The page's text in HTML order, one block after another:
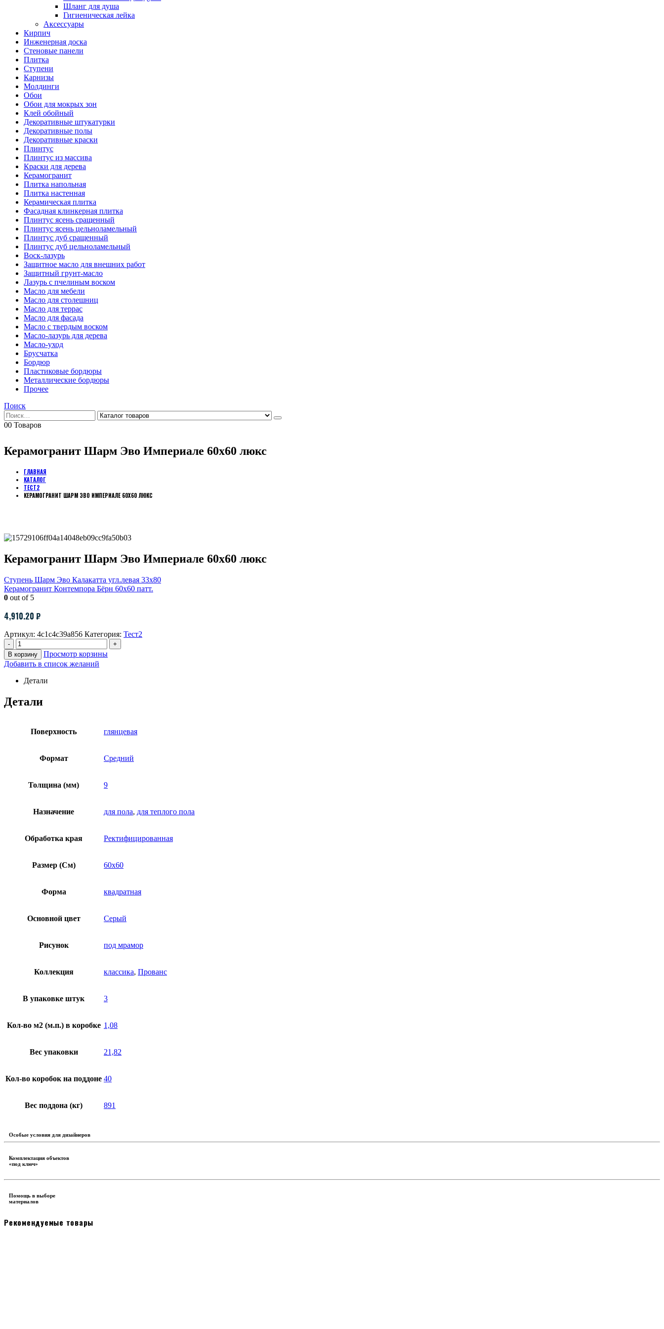
Шланг для душа
Гигиеническая лейка
Аксессуары
Кирпич
Инженерная доска
Стеновые панели
Плитка
Ступени
Карнизы
Молдинги
Обои
Обои для мокрых зон
Клей обойный
Декоративные штукатурки
Декоративные полы
Декоративные краски
Плинтус
Плинтус из массива
Краски для дерева
Керамогранит
Плитка напольная
Плитка настенная
Керамическая плитка
Фасадная клинкерная плитка
Плинтус ясень сращенный
Плинтус ясень цельноламельный
Плинтус дуб сращенный
Плинтус дуб цельноламельный
Воск-лазурь
Защитное масло для внешних работ
Защитный грунт-масло
Лазурь с пчелиным воском
Масло для мебели
Масло для столешниц
Масло для террас
Масло для фасада
Масло с твердым воском
Масло-лазурь для дерева
Масло-уход
Брусчатка
Бордюр
Пластиковые бордюры
Металлические бордюры
Прочее
Поиск
00 Товаров
Керамогранит Шарм Эво Империале 60х60 люкс
ГЛАВНАЯ
КАТАЛОГ
ТЕСТ2
КЕРАМОГРАНИТ ШАРМ ЭВО ИМПЕРИАЛЕ 60Х60 ЛЮКС
Керамогранит Шарм Эво Империале 60х60 люкс
Ступень Шарм Эво Калакатта угл.левая 33х80
Керамогранит Контемпора Бёрн 60х60 патт.
0 out of 5
4,910.20 ₽
Артикул: 4c1c4c39a856 Категория: Тест2
-
+
В корзину
Просмотр корзины
Добавить в список желаний
Детали
Детали
Поверхность глянцевая
Формат Средний
Толщина (мм) 9
Назначение для пола, для теплого пола
Обработка края Ректифицированная
Размер (См) 60х60
Форма квадратная
Основной цвет Серый
Рисунок под мрамор
Коллекция классика, Прованс
В упаковке штук 3
Кол-во м2 (м.п.) в коробке 1,08
Вес упаковки 21,82
Кол-во коробок на поддоне 40
Вес поддона (кг) 891
Особые условия для дизайнеров
Комплектация объектов
«под ключ»
Помощь в выборе
материалов
Рекомендуемые товары